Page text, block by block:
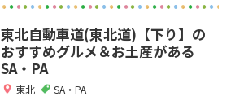
東北自動車道(東北道)【下り】の
おすすめグルメ＆お土産がある
SA・PA
東北 SA・PA